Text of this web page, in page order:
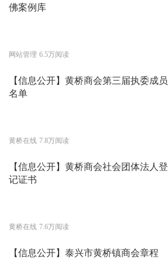
佛案例库
网站管理 6.5万阅读
【信息公开】黄桥商会第三届执委成员
名单
黄桥在线 7.8万阅读
【信息公开】黄桥商会社会团体法人登
记证书
黄桥在线 7.6万阅读
【信息公开】泰兴市黄桥镇商会章程